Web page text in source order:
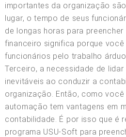
importantes da organização
lugar, o tempo de seus
de longas horas para preencher
financeiro significa porque você
funcionários pelo trabalho
Terceiro, a necessidade de
inevitáveis ao conduzir a
organização. Então, como você
automação tem vantagens em
contabilidade. É por isso que é
programa USU-Soft para